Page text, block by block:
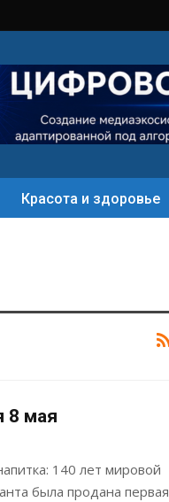
Красота и здоровье
8 мая
140 лет мировой
была продана первая